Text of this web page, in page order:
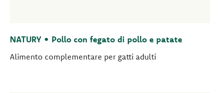
NATURY • Pollo con fegato di pollo e patate
Alimento complementare per gatti adulti